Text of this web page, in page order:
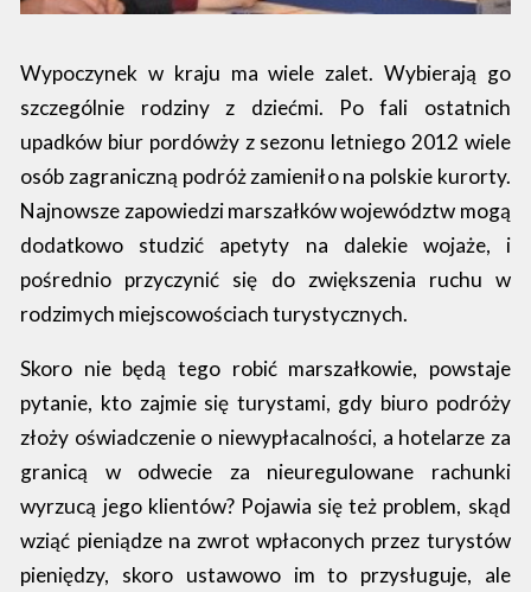
Wypoczynek w kraju ma wiele zalet. Wybierają go
szczególnie rodziny z dziećmi. Po fali ostatnich
upadków biur pordówży z sezonu letniego 2012 wiele
osób zagraniczną podróż zamieniło na polskie kurorty.
Najnowsze zapowiedzi marszałków województw mogą
dodatkowo studzić apetyty na dalekie wojaże, i
pośrednio przyczynić się do zwiększenia ruchu w
rodzimych miejscowościach turystycznych.
Skoro nie będą tego robić marszałkowie, powstaje
pytanie, kto zajmie się turystami, gdy biuro podróży
złoży oświadczenie o niewypłacalności, a hotelarze za
granicą w odwecie za nieuregulowane rachunki
wyrzucą jego klientów? Pojawia się też problem, skąd
wziąć pieniądze na zwrot wpłaconych przez turystów
pieniędzy, skoro ustawowo im to przysługuje, ale